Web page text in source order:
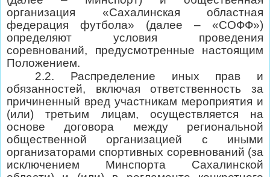
организация «Сахалинская областная
федерация футбола» (далее – «СОФФ»)
определяют условия проведения
соревнований, предусмотренные настоящим
Положением.
2.2. Распределение иных прав и
обязанностей, включая ответственность за
причиненный вред участникам мероприятия и
(или) третьим лицам, осуществляется на
основе договора между региональной
общественной организацией с иными
организаторами спортивных соревнований (за
исключением Минспорта Сахалинской